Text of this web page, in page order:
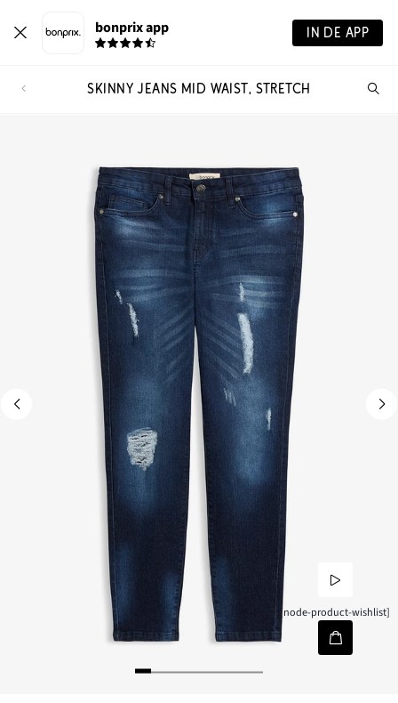
bonprix app IN DE APP
SKINNY JEANS MID WAIST, STRETCH
[node-product-wishlist]